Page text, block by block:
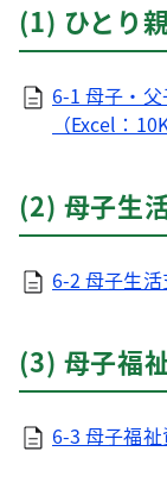
(1) ひとり
6-1 母子・
（Excel：
(2) 母子生
6-2 母子生活
(3) 母子福
6-3 母子福祉